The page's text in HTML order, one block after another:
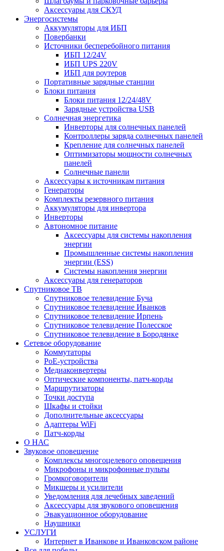
Аксессуары для СКУД
Энергосистемы
Аккумуляторы для ИБП
Повербанки
Источники бесперебойного питания
ИБП 12/24V
ИБП UPS 220V
ИБП для роутеров
Портативные зарядные станции
Блоки питания
Блоки питания 12/24/48V
Зарядные устройства USB
Солнечная энергетика
Инверторы для солнечных панелей
Контроллеры заряда солнечных панелей
Крепление для солнечных панелей
Оптимизаторы мощности солнечных
панелей
Солнечные панели
Аксессуары к источникам питания
Генераторы
Комплекты резервного питания
Аккумуляторы для инвертора
Инверторы
Автономное питание
Аксессуары для системы накопления
энергии
Промышленные системы накопления
энергии (ESS)
Системы накопления энергии
Аксессуары для генераторов
Спутниковое ТВ
Спутниковое телевидение Буча
Спутниковое телевидение Иванков
Спутниковое телевидение Ирпень
Спутниковое телевидение Полесское
Спутниковое телевидение в Бородянке
Сетевое оборудование
Коммутаторы
PoE-устройства
Медиаконвертеры
Оптические компоненты, патч-корды
Маршрутизаторы
Точки доступа
Шкафы и стойки
Дополнительные аксессуары
Адаптеры WiFi
Патч-корды
О НАС
Звуковое оповещение
Комплексы многоцелевого оповещения
Микрофоны и микрофонные пульты
Громкоговорители
Микшеры и усилители
Уведомления для лечебных заведений
Аксессуары для звукового оповещения
Эвакуационное оборудование
Наушники
УСЛУГИ
Интернет в Иванкове и Иванковском районе